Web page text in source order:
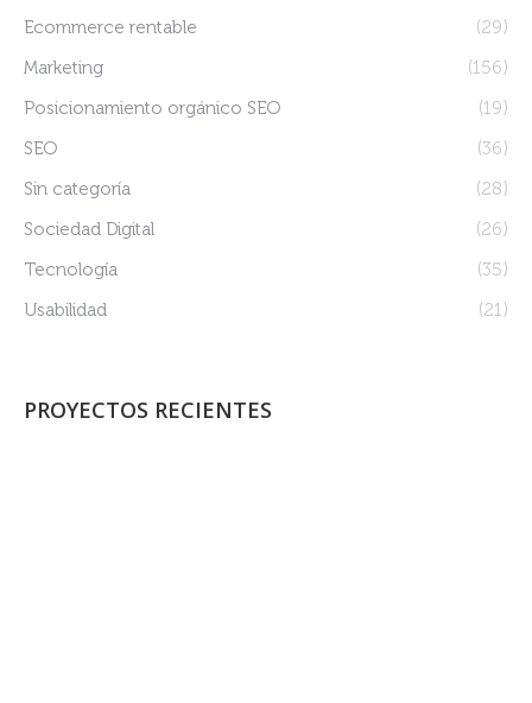
Ecommerce rentable
(29)
Marketing
(156)
Posicionamiento orgánico SEO
(19)
SEO
(36)
Sin categoría
(28)
Sociedad Digital
(26)
Tecnología
(35)
Usabilidad
(21)
PROYECTOS RECIENTES